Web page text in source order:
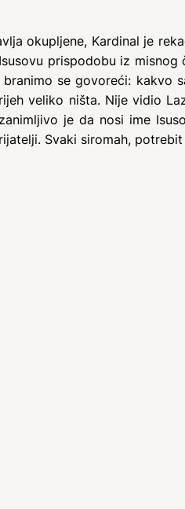
okupljene, Kardinal je
prispodobu iz
se govoreći: kakvo
veliko ništa. Nije vidio
je da nosi ime
Svaki siromah,